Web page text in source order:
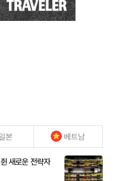
본 베트남
새로운 전략자